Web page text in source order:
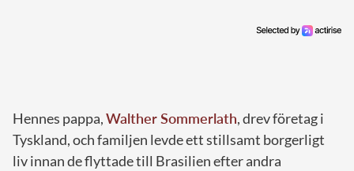
Hennes pappa,Walther Sommerlath, drev företag i
Tyskland, och familjen levde ett stillsamt borgerligt
liv innan de flyttade till Brasilien efter andra